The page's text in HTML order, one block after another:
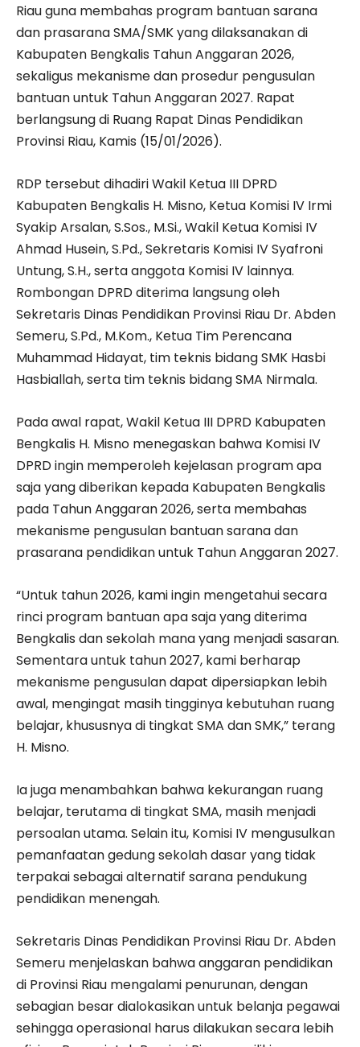
Riau guna membahas program bantuan sarana
dan prasarana SMA/SMK yang dilaksanakan di
Kabupaten Bengkalis Tahun Anggaran 2026,
sekaligus mekanisme dan prosedur pengusulan
bantuan untuk Tahun Anggaran 2027. Rapat
berlangsung di Ruang Rapat Dinas Pendidikan
Provinsi Riau, Kamis (15/01/2026).
RDP tersebut dihadiri Wakil Ketua III DPRD
Kabupaten Bengkalis H. Misno, Ketua Komisi IV Irmi
Syakip Arsalan, S.Sos., M.Si., Wakil Ketua Komisi IV
Ahmad Husein, S.Pd., Sekretaris Komisi IV Syafroni
Untung, S.H., serta anggota Komisi IV lainnya.
Rombongan DPRD diterima langsung oleh
Sekretaris Dinas Pendidikan Provinsi Riau Dr. Abden
Semeru, S.Pd., M.Kom., Ketua Tim Perencana
Muhammad Hidayat, tim teknis bidang SMK Hasbi
Hasbiallah, serta tim teknis bidang SMA Nirmala.
Pada awal rapat, Wakil Ketua III DPRD Kabupaten
Bengkalis H. Misno menegaskan bahwa Komisi IV
DPRD ingin memperoleh kejelasan program apa
saja yang diberikan kepada Kabupaten Bengkalis
pada Tahun Anggaran 2026, serta membahas
mekanisme pengusulan bantuan sarana dan
prasarana pendidikan untuk Tahun Anggaran 2027.
“Untuk tahun 2026, kami ingin mengetahui secara
rinci program bantuan apa saja yang diterima
Bengkalis dan sekolah mana yang menjadi sasaran.
Sementara untuk tahun 2027, kami berharap
mekanisme pengusulan dapat dipersiapkan lebih
awal, mengingat masih tingginya kebutuhan ruang
belajar, khususnya di tingkat SMA dan SMK,” terang
H. Misno.
Ia juga menambahkan bahwa kekurangan ruang
belajar, terutama di tingkat SMA, masih menjadi
persoalan utama. Selain itu, Komisi IV mengusulkan
pemanfaatan gedung sekolah dasar yang tidak
terpakai sebagai alternatif sarana pendukung
pendidikan menengah.
Sekretaris Dinas Pendidikan Provinsi Riau Dr. Abden
Semeru menjelaskan bahwa anggaran pendidikan
di Provinsi Riau mengalami penurunan, dengan
sebagian besar dialokasikan untuk belanja pegawai
sehingga operasional harus dilakukan secara lebih